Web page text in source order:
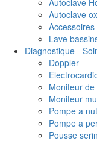
Autoclave
Autoclave
Lave
Diagnostique -
Doppler
Moniteur
Moniteur
Pompe a
Pompe a
Pousse